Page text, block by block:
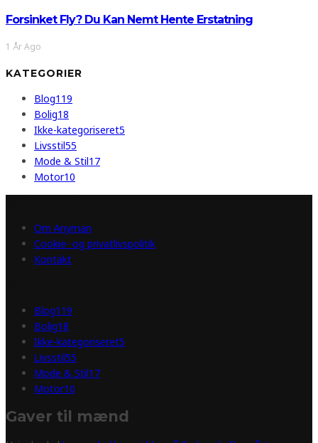
Forsinket Fly? Du Kan Nemt Hente Erstatning
1 År Ago
KATEGORIER
Blog119
Bolig18
Ikke-kategoriseret5
Livsstil55
Mode & Stil17
Motor10
Om Anyman
Cookie- og privatlivspolitik
Kontakt
Blog119
Bolig18
Ikke-kategoriseret5
Livsstil55
Mode & Stil17
Motor10
Gaver til mænd